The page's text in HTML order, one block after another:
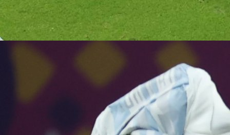
1 godina 7 mjesec